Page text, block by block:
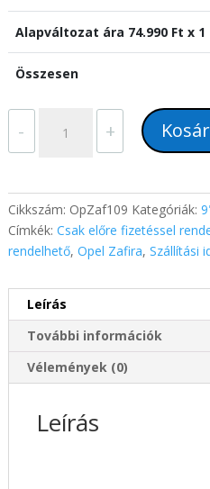
Alapváltozat ára 74.990 Ft x 1
Összesen
-
Zafira
2016)
9"-
os
kijelzős
BUS
vezérelt
Autórádió
magyar
Android
Wifi
+
Cikkszám: OpZaf109 Kategóriák:
Címkék: Csak előre fizetéssel
rendelhető, Opel Zafira, Szállítási
Leírás
További információk
Vélemények (0)
Leírás